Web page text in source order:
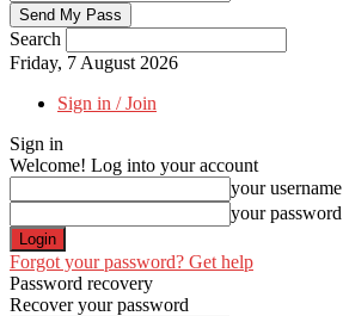
Search
Friday, 7 August 2026
Sign in / Join
Sign in
Welcome! Log into your account
your username
your password
Forgot your password? Get help
Password recovery
Recover your password